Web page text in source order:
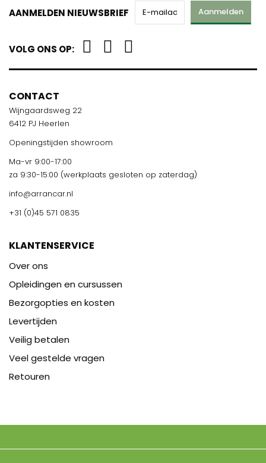
AANMELDEN NIEUWSBRIEF Aanmelden
VOLG ONS OP:
CONTACT
Wijngaardsweg 22
6412 PJ Heerlen
Openingstijden showroom
Ma-vr 9:00-17:00
za 9:30-15:00 (werkplaats gesloten op zaterdag)
info@arrancar.nl
+31 (0)45 571 0835
KLANTENSERVICE
Over ons
Opleidingen en cursussen
Bezorgopties en kosten
Levertijden
Veilig betalen
Veel gestelde vragen
Retouren